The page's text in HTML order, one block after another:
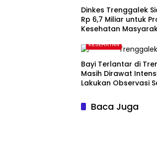
Dinkes Trenggalek
Rp 6,7 Miliar untuk
Kesehatan
KESEHATAN
Bayi Terlantar di
Masih Dirawat
Lakukan Observasi
Baca Juga